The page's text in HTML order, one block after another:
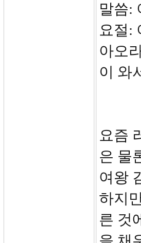
말씀:
요절:
아오
이 와
요즘
은 물
여왕
하지
른 것